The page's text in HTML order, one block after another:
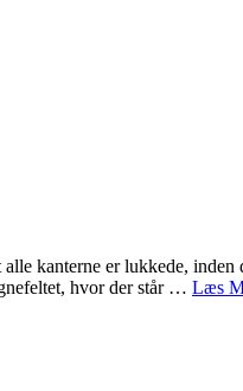
kanterne er lukkede,
hvor der står … Læs